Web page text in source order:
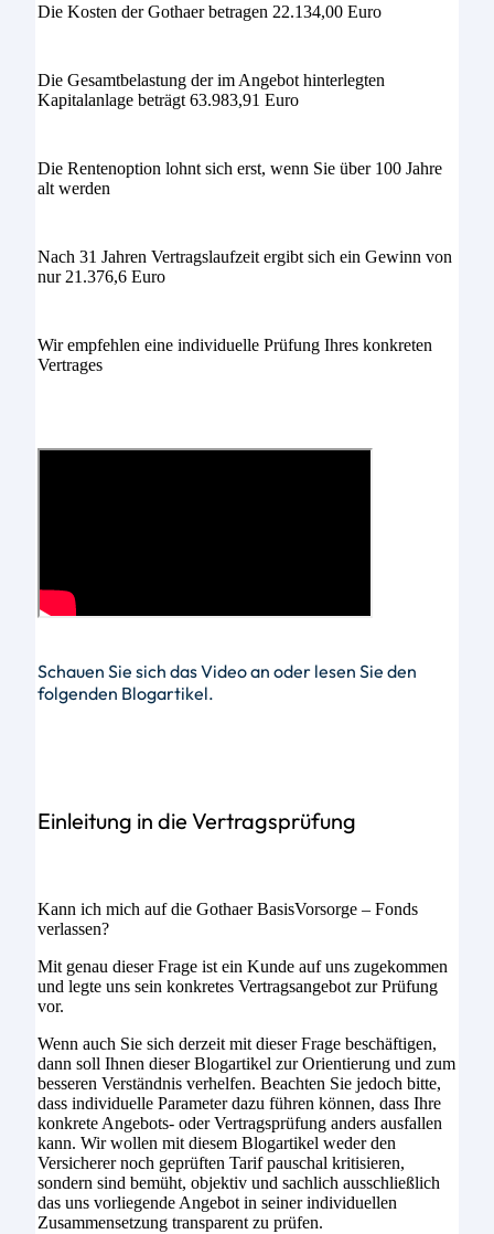
Die Kosten der Gothaer betragen 22.134,00 Euro
Die Gesamtbelastung der im Angebot hinterlegten
Kapitalanlage beträgt 63.983,91 Euro
Die Rentenoption lohnt sich erst, wenn Sie über 100 Jahre
alt werden
Nach 31 Jahren Vertragslaufzeit ergibt sich ein Gewinn von
nur 21.376,6 Euro
Wir empfehlen eine individuelle Prüfung Ihres konkreten
Vertrages
Schauen Sie sich das Video an oder lesen Sie den
folgenden Blogartikel.
Einleitung in die Vertragsprüfung
Kann ich mich auf die Gothaer BasisVorsorge – Fonds
verlassen?
Mit genau dieser Frage ist ein Kunde auf uns zugekommen
und legte uns sein konkretes Vertragsangebot zur Prüfung
vor.
Wenn auch Sie sich derzeit mit dieser Frage beschäftigen,
dann soll Ihnen dieser Blogartikel zur Orientierung und zum
besseren Verständnis verhelfen. Beachten Sie jedoch bitte,
dass individuelle Parameter dazu führen können, dass Ihre
konkrete Angebots- oder Vertragsprüfung anders ausfallen
kann. Wir wollen mit diesem Blogartikel weder den
Versicherer noch geprüften Tarif pauschal kritisieren,
sondern sind bemüht, objektiv und sachlich ausschließlich
das uns vorliegende Angebot in seiner individuellen
Zusammensetzung transparent zu prüfen.